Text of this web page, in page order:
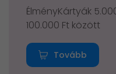
ÉlményKártyák
100.000 Ft között
Tovább